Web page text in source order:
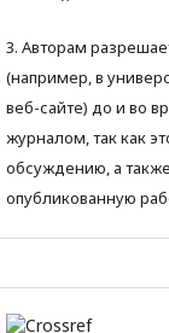
3. Авторам
(например, в
веб-сайте) до и во
журналом, так как
обсуждению, а
опубликованную